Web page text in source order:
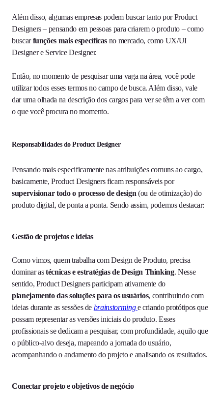
Além disso, algumas empresas podem buscar tanto por Product
Designers – pensando em pessoas para criarem o produto – como
buscarfunções mais específicas no mercado, como UX/UI
Designer e Service Designer.
Então, no momento de pesquisar uma vaga na área, você pode
utilizar todos esses termos no campo de busca. Além disso, vale
dar uma olhada na descrição dos cargos para ver se têm a ver com
o que você procura no momento.
Responsabilidades do Product Designer
Pensando mais especificamente nas atribuições comuns ao cargo,
basicamente, Product Designers ficam responsáveis por
supervisionar todo o processo de design (ou de otimização) do
produto digital, de ponta a ponta. Sendo assim, podemos destacar:
Gestão de projetos e ideias
Como vimos, quem trabalha com Design de Produto, precisa
dominar astécnicas e estratégias de Design Thinking. Nesse
sentido, Product Designers participam ativamente do
planejamento das soluções para os usuários, contribuindo com
ideias durante as sessões de brainstorming e criando protótipos que
possam representar as versões iniciais do produto. Esses
profissionais se dedicam a pesquisar, com profundidade, aquilo que
o público-alvo deseja, mapeando a jornada do usuário,
acompanhando o andamento do projeto e analisando os resultados.
Conectar projeto e objetivos de negócio